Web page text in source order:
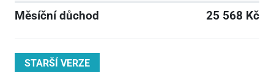
Měsíční důchod 25 568 Kč
STARŠÍ VERZE